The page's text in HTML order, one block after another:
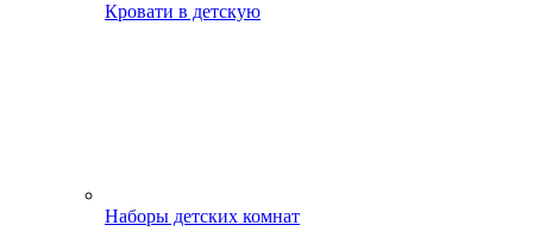
Кровати в детскую
Наборы детских комнат